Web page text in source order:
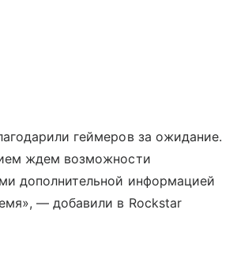
геймеров за ожидание.
ждем возможности
дополнительной информацией
— добавили в Rockstar